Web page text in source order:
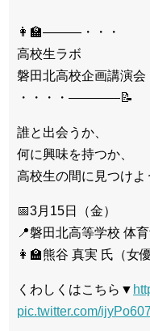
👩‍🏫———・・・
高校生ラボ
磐田北高校企画講演会
・・・・————📝
誰と出会うか、
何に興味を持つか、
高校生の間に見つけよ
📅3月15日（金）
📍磐田北高等学校 体
👩‍🏫熊谷 真実 氏（女優
くわしくはこちら▼
pic.twitter.com/